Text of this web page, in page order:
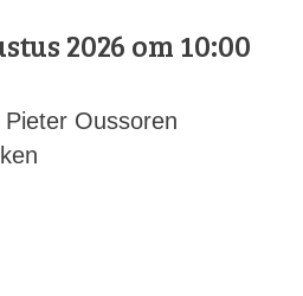
2026 om 10:00
Oussoren